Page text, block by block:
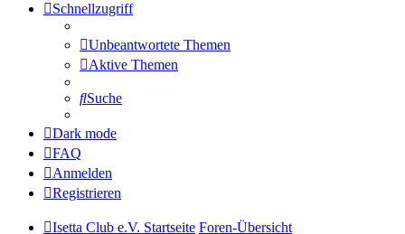
Schnellzugriff
Unbeantwortete Themen
Aktive Themen
Suche
Dark mode
FAQ
Anmelden
Registrieren
Isetta Club e.V. Startseite Foren-Übersicht